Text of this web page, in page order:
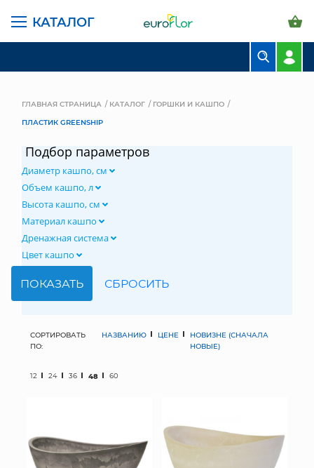
КАТАЛОГ
СВАДЕБНАЯ ФЛОРИСТИКА
МЯГКИЕ ИГРУШКИ
СУНДУКИ
ИСКУССТВЕННЫЕ ЦВЕТЫ
ГЛАВНАЯ СТРАНИЦА КАТАЛОГ
ГОРШКИ И КАШПО
ПЛАСТИК GREENSHIP
Подбор параметров
Диаметр кашпо, см
Объем кашпо, л
Высота кашпо, см
Материал кашпо
Дренажная система
Цвет кашпо
СОРТИРОВАТЬ
ПО:
НАЗВАНИЮ ЦЕНЕ
НОВИЗНЕ (СНАЧАЛА
НОВЫЕ)
12 24 36 48 60